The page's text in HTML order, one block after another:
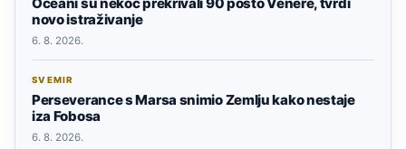
novo istraživanje
6. 8. 2026.
SVEMIR
Perseverance s Marsa snimio Zemlju kako nestaje
iza Fobosa
6. 8. 2026.